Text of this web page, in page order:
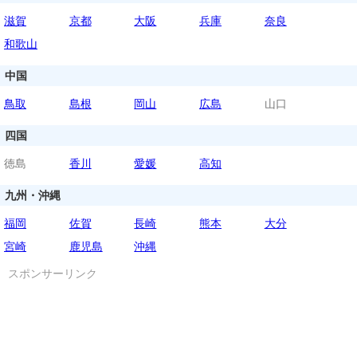
滋賀 京都 大阪 兵庫
奈良
和歌山
中国
鳥取 島根 岡山 広島 山口
四国
徳島 香川 愛媛 高知
九州・沖縄
福岡 佐賀 長崎 熊本
大分
宮崎
鹿児島 沖縄
スポンサーリンク